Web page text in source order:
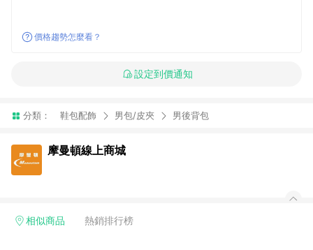
價格趨勢怎麼看？
設定到價通知
分類： 鞋包配飾 男包/皮夾 男後背包
摩曼頓線上商城
相似商品 熱銷排行榜